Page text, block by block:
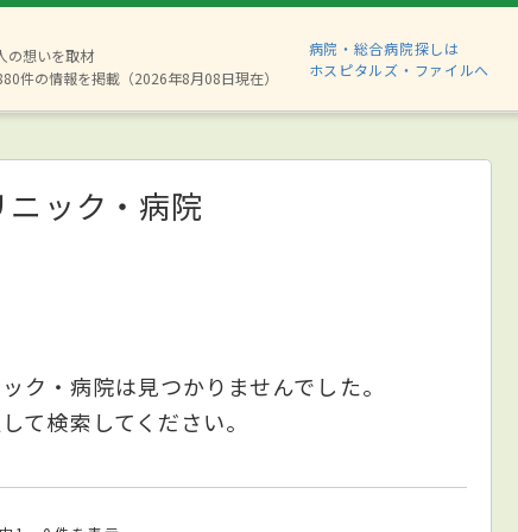
の想いを取材
件の情報を掲載（2026年8月08日現在）
病院・総合病院探しは
ホスピタルズ・ファイルへ
ニック・病院
ク・病院は見つかりませんでした。
て検索してください。